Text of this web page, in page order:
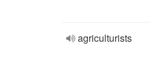
agriculturists